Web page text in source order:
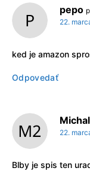
pepo
22.
ked je amazon
Odpovedať
22.
Blby je spis ten